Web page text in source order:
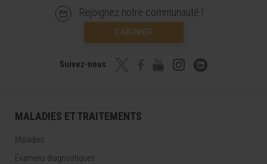
Rejoignez notre communauté !
S’ABONNER
Suivez-nous
MALADIES ET TRAITEMENTS
Maladies
Examens diagnostiques